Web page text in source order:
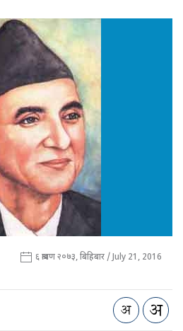
६ श्रावण २०७३, बिहिबार / July 21, 2016